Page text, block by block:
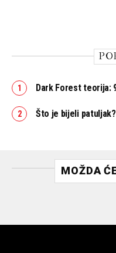
Dark Forest teorija:
Što je bijeli
MOŽDA